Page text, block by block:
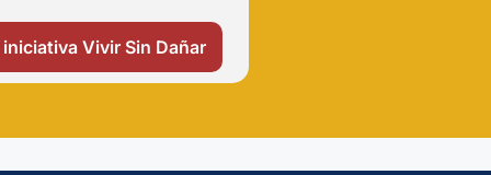
Vivir Sin Dañar